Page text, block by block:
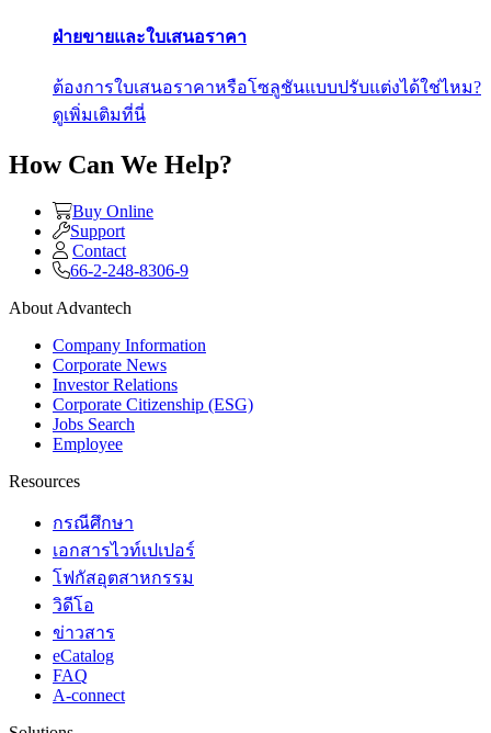
ฝ่ายขายและใบเสนอราคา
ต้องการใบเสนอราคาหรือโซลูชันแบบปรับแต่งได้ใช่ไหม?
ดูเพิ่มเติมที่นี่
How Can We Help?
Buy Online
Support
Contact
66-2-248-8306-9
About Advantech
Company Information
Corporate News
Investor Relations
Corporate Citizenship (ESG)
Jobs Search
Employee
Resources
กรณีศึกษา
เอกสารไวท์เปเปอร์
โฟกัสอุตสาหกรรม
วิดีโอ
ข่าวสาร
eCatalog
FAQ
A-connect